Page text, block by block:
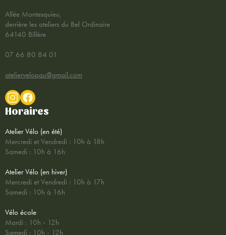
Allée Montesquieu,
derrière les ateliers du Bel Ordinaire
64140 Billère
07 66 80 84 01
ateliervelopau@gmail.com
Horaires
Atelier Vélo (en été)
Mercredi et Vendredi : 10h à 18h
Samedi : 10h à 16h
Atelier Vélo (en hiver)
Mercredi et Vendredi : 10h à 17h
Samedi : 10h à 16h
Vélo école
Mardi : 10h - 12h
Samedi : 10h - 12h